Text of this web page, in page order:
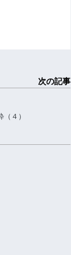
次の記事
４）